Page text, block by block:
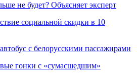
не будет? Объясняет эксперт
социальной скидки в 10
с белорусскими пассажирами
гонки с «сумасшедшим»